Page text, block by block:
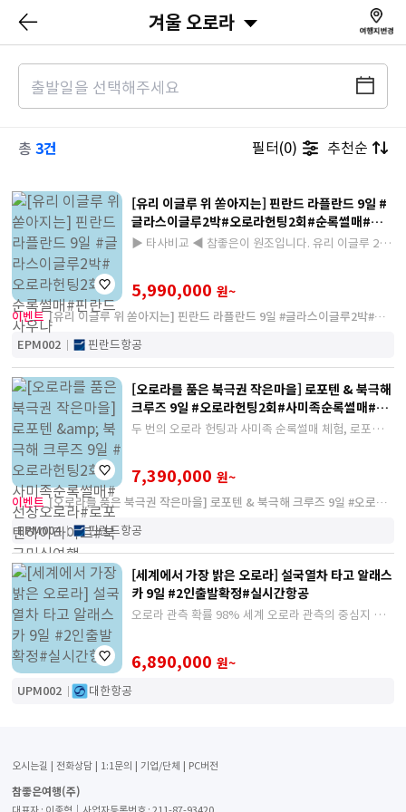
겨울 오로라
총 3건 추천순
필터(0)
[유리 이글루 위 쏟아지는] 핀란드 라플란드 9일 #
글라스이글루2박#오로라헌팅2회#순록썰매#핀란
드사우나
▶ 타사비교 ◀ 참좋은이 원조입니다. 유리 이글루 2박,
5,990,000 원~
이벤트 [유리 이글루 위 쏟아지는] 핀란드 라플란드 9일 #글라스이글루2박#오
로라헌팅2회#순록썰매#핀란드사우나
EPM002 핀란드항공
[오로라를 품은 북극권 작은마을] 로포텐 & 북극해
크루즈 9일 #오로라헌팅2회#사미족순록썰매#선
상오로라#로포텐하이라이트#북극미식여행
두 번의 오로라 헌팅과 사미족 순록썰매 체험, 로포텐
기획 상품입니다.
7,390,000 원~
이벤트 [오로라를 품은 북극권 작은마을] 로포텐 & 북극해 크루즈 9일 #오로라
헌팅2회#사미족순록썰매#선상오로라#
EPM004 핀란드항공
[세계에서 가장 밝은 오로라] 설국열차 타고 알래스
카 9일 #2인출발확정#실시간항공
오로라 관측 확률 98% 세계 오로라 관측의 중심지 알
6,890,000 원~
UPM002 대한항공
오시는길 전화상담 1:1문의 기업/단체 PC버전
참좋은여행(주)